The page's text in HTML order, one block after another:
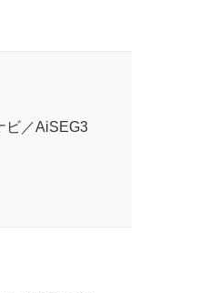
ビ／AiSEG3